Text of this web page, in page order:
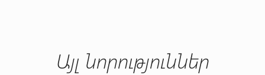
Այլ նորություններ